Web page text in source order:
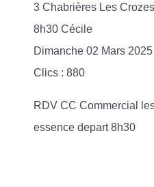
3 Chabrières Les
8h30 Cécile
Dimanche 02 Mars 2025
Clics : 880
RDV CC Commercial
essence depart 8h30